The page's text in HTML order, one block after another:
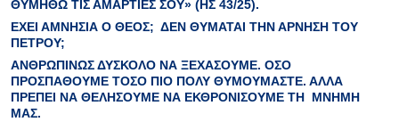
ΘΥΜΗΘΩ ΤΙΣ ΑΜΑΡΤΙΕΣ ΣΟΥ» (ΗΣ 43/25).
ΕΧΕΙ ΑΜΝΗΣΙΑ Ο ΘΕΟΣ; ΔΕΝ ΘΥΜΑΤΑΙ ΤΗΝ ΑΡΝΗΣΗ ΤΟΥ
ΠΕΤΡΟΥ;
ΑΝΘΡΩΠΙΝΩΣΔΥΣΚΟΛΟ ΝΑ ΞΕΧΑΣΟΥΜΕ. ΟΣΟ
ΠΡΟΣΠΑΘΟΥΜΕ ΤΟΣΟ ΠΙΟ ΠΟΛΥ ΘΥΜΟΥΜΑΣΤΕ. ΑΛΛΑ
ΠΡΕΠΕΙ ΝΑ ΘΕΛΗΣΟΥΜΕ ΝΑ ΕΚΘΡΟΝΙΣΟΥΜΕ ΤΗ ΜΝΗΜΗ
ΜΑΣ.